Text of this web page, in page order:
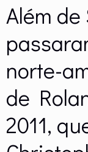
Além de
norte-
de
2011,